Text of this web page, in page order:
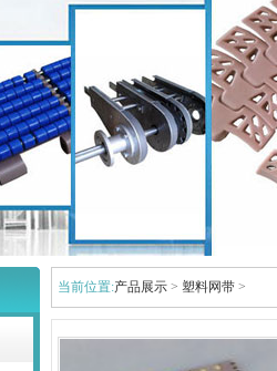
当前位置:产品展示 > 塑料网带 >